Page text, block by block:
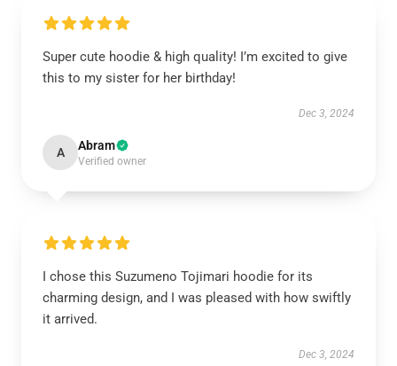
Super cute hoodie & high quality! I’m excited to give
this to my sister for her birthday!
Dec 3, 2024
A Abram
Verified owner
I chose this Suzumeno Tojimari hoodie for its
charming design, and I was pleased with how swiftly
it arrived.
Dec 3, 2024